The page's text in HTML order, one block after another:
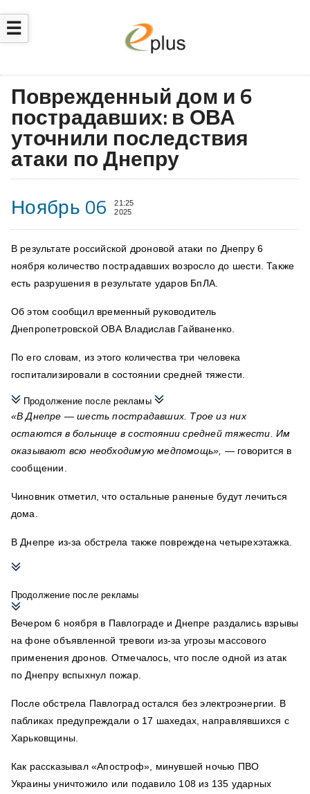
☰
Поврежденный дом и 6
пострадавших: в ОВА
уточнили последствия
атаки по Днепру
Ноябрь 06
21:25
2025
В результате российской дроновой атаки по Днепру 6
ноября количество пострадавших возросло до шести. Также
есть разрушения в результате ударов БпЛА.
Об этом сообщил временный руководитель
Днепропетровской ОВА Владислав Гайваненко.
По его словам, из этого количества три человека
госпитализировали в состоянии средней тяжести.
Продолжение после рекламы
«В Днепре — шесть пострадавших. Трое из них
остаются в больнице в состоянии средней тяжести. Им
оказывают всю необходимую медпомощь», — говорится в
сообщении.
Чиновник отметил, что остальные раненые будут лечиться
дома.
В Днепре из-за обстрела также повреждена четырехэтажка.
Продолжение после рекламы
Вечером 6 ноября в Павлограде и Днепре раздались взрывы
на фоне объявленной тревоги из-за угрозы массового
применения дронов. Отмечалось, что после одной из атак
по Днепру вспыхнул пожар.
После обстрела Павлоград остался без электроэнергии. В
пабликах предупреждали о 17 шахедах, направлявшихся с
Харьковщины.
Как рассказывал «Апостроф», минувшей ночью ПВО
Украины уничтожило или подавило 108 из 135 ударных